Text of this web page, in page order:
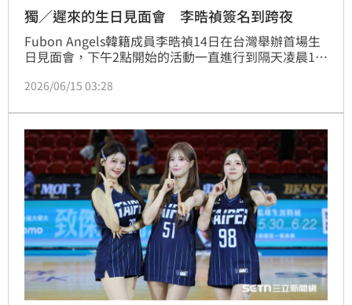
獨／遲來的生日見面會 李晧禎簽名到跨夜
Fubon Angels韓籍成員李晧禎14日在台灣舉辦首場生
日見面會，下午2點開始的活動一直進行到隔天凌晨1點
這是她簽過最久的1次簽名會，「看到粉絲在現場等待
讓更多粉絲能參與，也會想一個讓大家不要等這麼久的
方法。
2026/06/15 03:28